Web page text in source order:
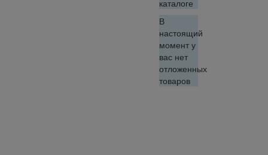
каталоге
В
настоящий
момент у
вас нет
отложенных
товаров